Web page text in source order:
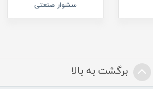
سشوار صنعتی
برگشت به بالا